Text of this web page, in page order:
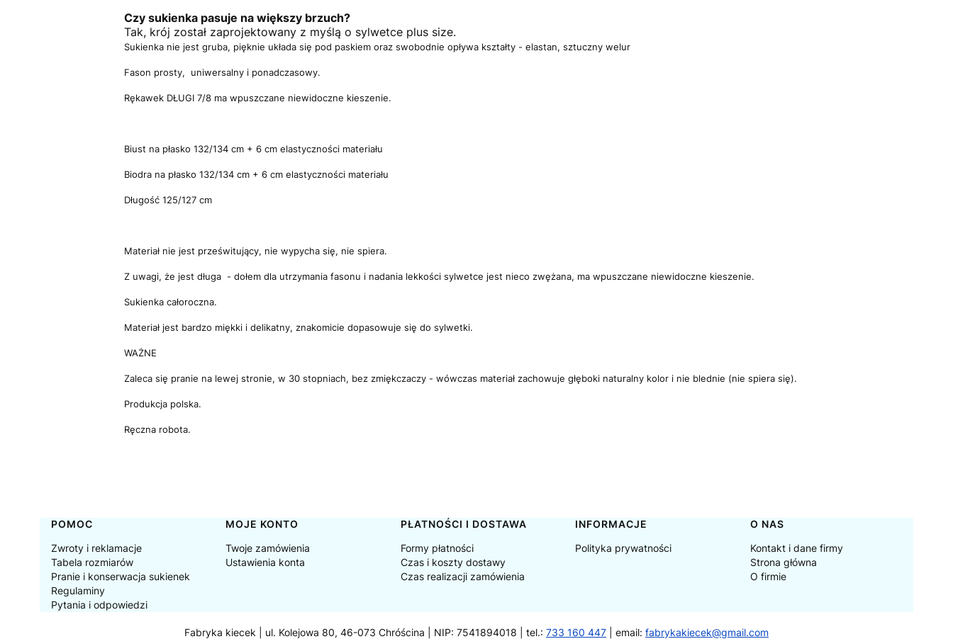
Czy sukienka pasuje na większy brzuch?
Tak, krój został zaprojektowany z myślą o sylwetce plus size.
Sukienka nie jest gruba, pięknie układa się pod paskiem oraz swobodnie opływa kształty - elastan, sztuczny welur
Fason prosty, uniwersalny i ponadczasowy.
Rękawek DŁUGI 7/8 ma wpuszczane niewidoczne kieszenie.
Biust na płasko 132/134 cm + 6 cm elastyczności materiału
Biodra na płasko 132/134 cm + 6 cm elastyczności materiału
Długość 125/127 cm
Materiał nie jest prześwitujący, nie wypycha się, nie spiera.
Z uwagi, że jest długa - dołem dla utrzymania fasonu i nadania lekkości sylwetce jest nieco zwężana, ma wpuszczane niewidoczne kieszenie.
Sukienka całoroczna.
Materiał jest bardzo miękki i delikatny, znakomicie dopasowuje się do sylwetki.
WAŻNE
Zaleca się pranie na lewej stronie, w 30 stopniach, bez zmiękczaczy - wówczas materiał zachowuje głęboki naturalny kolor i nie blednie (nie spiera się).
Produkcja polska.
Ręczna robota.
Linki w stopce
POMOC
Zwroty i reklamacje
Tabela rozmiarów
Pranie i konserwacja sukienek
Regulaminy
Pytania i odpowiedzi
MOJE KONTO
Twoje zamówienia
Ustawienia konta
PŁATNOŚCI I DOSTAWA
Formy płatności
Czas i koszty dostawy
Czas realizacji zamówienia
INFORMACJE
Polityka prywatności
O NAS
Kontakt i dane firmy
Strona główna
O firmie
Fabryka kiecek | ul. Kolejowa 80, 46-073 Chróścina | NIP: 7541894018 | tel.: 733 160 447 | email: fabrykakiecek@gmail.com